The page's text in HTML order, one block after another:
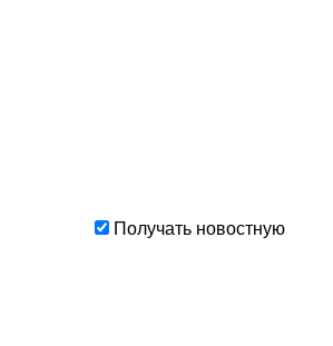
Получать новостную